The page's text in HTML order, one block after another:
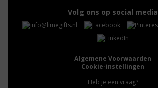
Volg ons op social media
Algemene Voorwaarden
Cookie-instellingen
Heb je een vraag?